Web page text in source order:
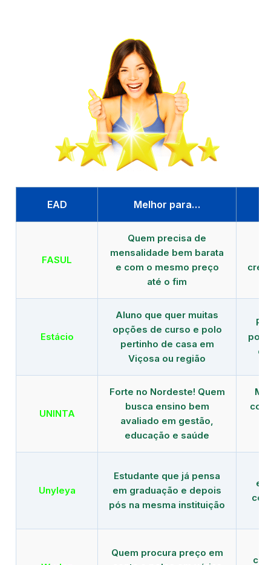
EAD Melhor para…
FASUL
Quem precisa de
mensalidade bem barata
e com o mesmo preço
até o fim
Estácio
Aluno que quer muitas
opções de curso e polo
pertinho de casa em
Viçosa ou região
UNINTA
Forte no Nordeste! Quem
busca ensino bem
avaliado em gestão,
educação e saúde
Unyleya
Estudante que já pensa
em graduação e depois
pós na mesma instituição
Quem procura preço em